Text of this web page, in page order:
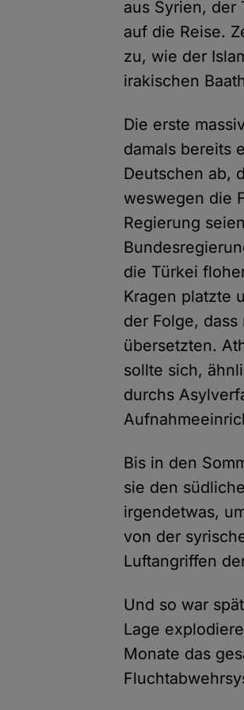
aus Syrien, der
auf die Reise.
zu, wie der
irakischen
Die erste
damals bereits
Deutschen ab,
weswegen die
Regierung
die Türkei
Kragen platzte
der Folge,
übersetzten.
sollte sich,
durchs
Bis in den
sie den
irgendetwas,
von der
Luftangriffen
Und so war
Lage
Monate das